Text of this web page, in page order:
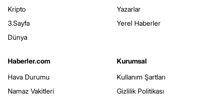
Kripto
3.Sayfa
Dünya
Yazarlar
Yerel Haberler
Haberler.com
Hava Durumu
Namaz Vakitleri
Kurumsal
Kullanım Şartları
Gizlilik Politikası